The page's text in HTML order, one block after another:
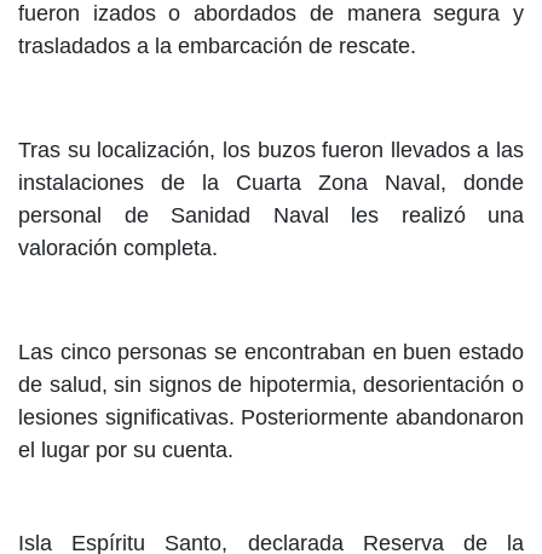
fueron izados o abordados de manera segura y
trasladados a la embarcación de rescate.
Tras su localización, los buzos fueron llevados a las
instalaciones de la Cuarta Zona Naval, donde
personal de Sanidad Naval les realizó una
valoración completa.
Las cinco personas se encontraban en buen estado
de salud, sin signos de hipotermia, desorientación o
lesiones significativas. Posteriormente abandonaron
el lugar por su cuenta.
Isla Espíritu Santo, declarada Reserva de la